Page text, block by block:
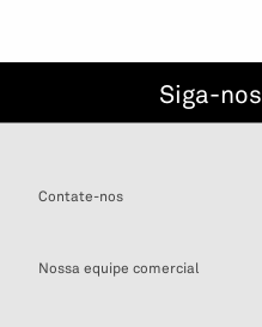
Siga-nos
Contate-nos
Nossa equipe comercial